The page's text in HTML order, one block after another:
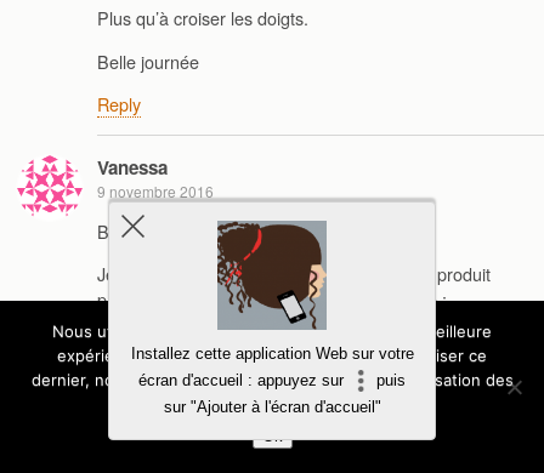
Plus qu’à croiser les doigts.
Belle journée
Reply
Vanessa
9 novembre 2016
Bonjour,
Je participe à ce super concours. Voici mon produit
préféré : véhicule de pompier son et lumière :
http://www.brio.fr/Products/railway/themes/rescue/fire-
engineC’est toujours sympathique de voir les jouets
bouger tout seul!
Je croise les doigts et vous souhaite une excellente
journée.
Nous utilisons des cookies pour vous garantir la meilleure
expérience sur notre site. Si vous continuez à utiliser ce
dernier, nous considérerons que vous acceptez l'utilisation des
cookies.
Ok
Installez cette application Web sur votre
écran d'accueil : appuyez sur
puis
sur "Ajouter à l'écran d'accueil"